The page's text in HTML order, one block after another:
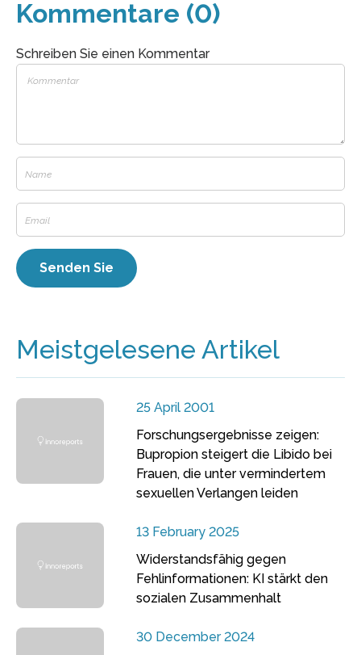
Kommentare (0)
Schreiben Sie einen Kommentar
Meistgelesene Artikel
25 April 2001
Forschungsergebnisse zeigen:
Bupropion steigert die Libido bei
Frauen, die unter vermindertem
sexuellen Verlangen leiden
13 February 2025
Widerstandsfähig gegen
Fehlinformationen: KI stärkt den
sozialen Zusammenhalt
30 December 2024